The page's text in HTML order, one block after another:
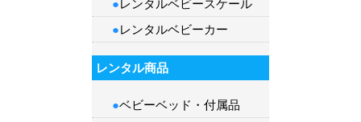
●レンタルベビースケール
●レンタルベビーカー
レンタル商品
●ベビーベッド・付属品